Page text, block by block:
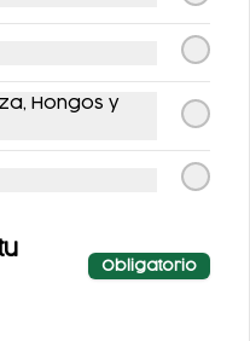
CHILAQUILERA
Hongos y
Obligatorio